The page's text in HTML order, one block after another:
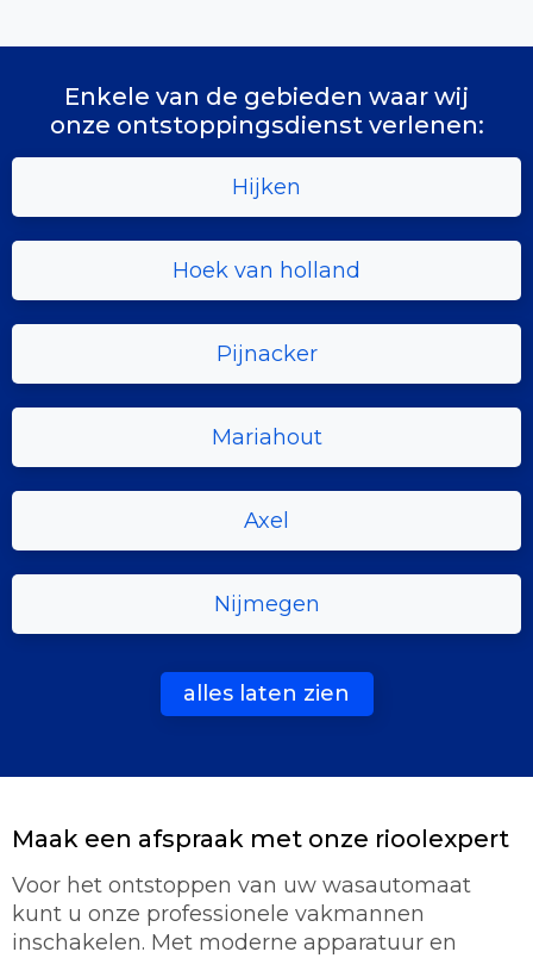
Enkele van de gebieden waar wij
onze ontstoppingsdienst verlenen:
Hijken
Hoek van holland
Pijnacker
Mariahout
Axel
Nijmegen
alles laten zien
Maak een afspraak met onze rioolexpert
Voor het ontstoppen van uw wasautomaat
kunt u onze professionele vakmannen
inschakelen. Met moderne apparatuur en